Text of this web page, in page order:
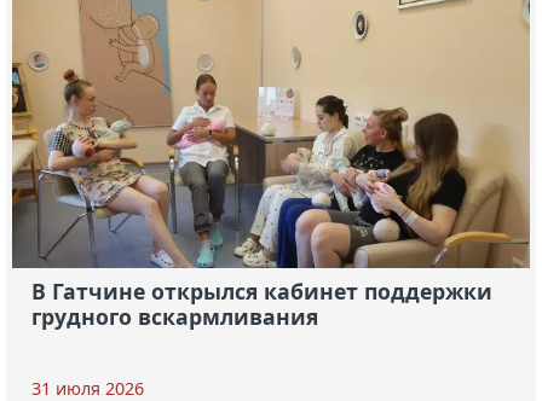
В Гатчине открылся кабинет поддержки
грудного вскармливания
31 июля 2026